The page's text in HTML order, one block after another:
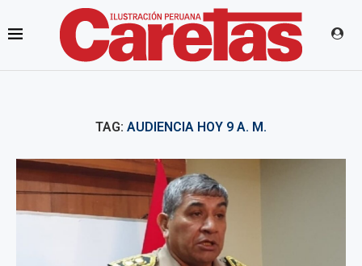
TAG: AUDIENCIA HOY 9 A. M.